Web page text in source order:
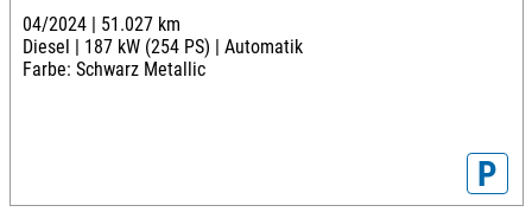
04/2024 | 51.027 km
Diesel | 187 kW (254 PS) | Automatik
Farbe: Schwarz Metallic
P